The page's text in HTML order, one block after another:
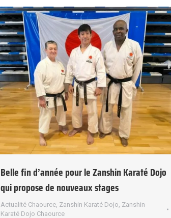
Belle fin d’année pour le Zanshin Karaté Dojo
qui propose de nouveaux stages
Actualité Chaource Zanshin Karaté Dojo Zanshin
Karaté Dojo Chaource